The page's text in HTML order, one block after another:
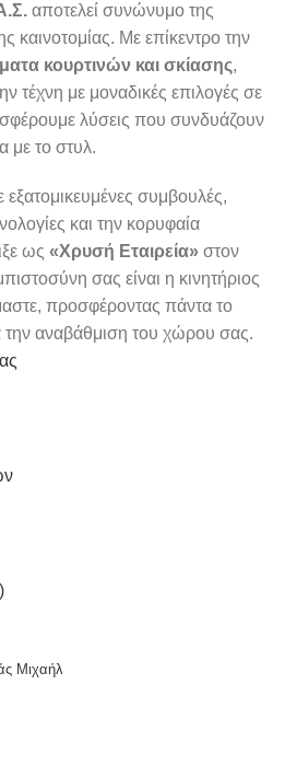
αποτελεί συνώνυμο της
καινοτομίας. Με επίκεντρο την
κουρτινών και σκίασης,
τέχνη με μοναδικές επιλογές σε
λύσεις που συνδυάζουν
με το στυλ.
συμβουλές,
και την κορυφαία
ως «Χρυσή Εταιρεία» στον
σας είναι η κινητήριος
προσφέροντας πάντα το
την αναβάθμιση του χώρου σας.
Μιχαήλ